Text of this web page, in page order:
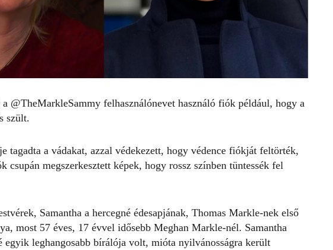
@TheMarkleSammy felhasználónevet használó fiók például, hogy a
szült.
tagadta a vádakat, azzal védekezett, hogy védence fiókját feltörték,
csupán megszerkesztett képek, hogy rossz színben tüntessék fel
Samantha a hercegné édesapjának, Thomas Markle-nek első
most 57 éves, 17 évvel idősebb Meghan Markle-nél. Samantha
egyik leghangosabb bírálója volt, mióta nyilvánosságra került